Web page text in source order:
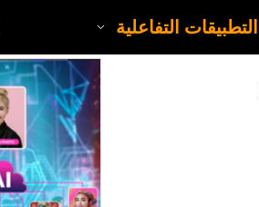
التطبيقات التفاعلية